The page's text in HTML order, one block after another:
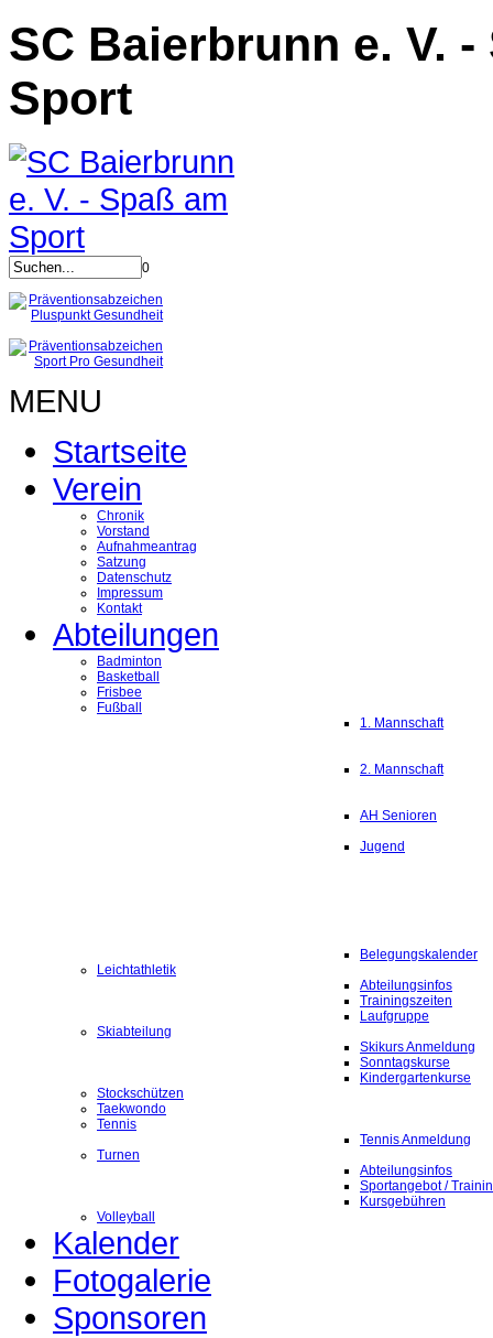
SC Baierbrunn e. V.
Sport
0
MENU
Startseite
Verein
Chronik
Vorstand
Aufnahmeantrag
Satzung
Datenschutz
Impressum
Kontakt
Abteilungen
Badminton
Basketball
Frisbee
Fußball
1. Mannschaft
2. Mannschaft
AH Senioren
Jugend
Belegungskalender
Leichtathletik
Abteilungsinfos
Trainingszeiten
Laufgruppe
Skiabteilung
Skikurs Anmeldung
Sonntagskurse
Kindergartenkurse
Stockschützen
Taekwondo
Tennis
Tennis Anmeldung
Turnen
Abteilungsinfos
Sportangebot /
Kursgebühren
Volleyball
Kalender
Fotogalerie
Sponsoren